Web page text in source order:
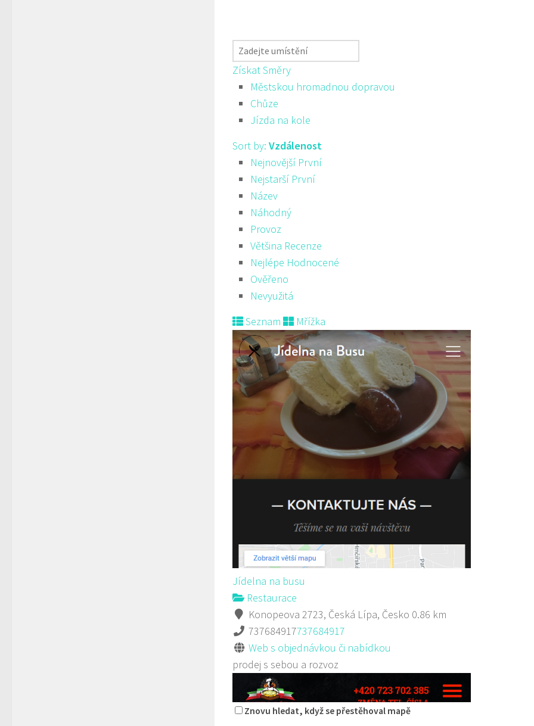
Získat Směry
Městskou hromadnou dopravou
Chůze
Jízda na kole
Sort by: Vzdálenost
Nejnovější První
Nejstarší První
Název
Náhodný
Provoz
Většina Recenze
Nejlépe Hodnocené
Ověřeno
Nevyužitá
Seznam
Mřížka
Jídelna na busu
Restaurace
Konopeova 2723, Česká Lípa, Česko 0.86 km
737684917737684917
Web s objednávkou či nabídkou
prodej s sebou a rozvoz
Znovu hledat, když se přestěhoval mapě